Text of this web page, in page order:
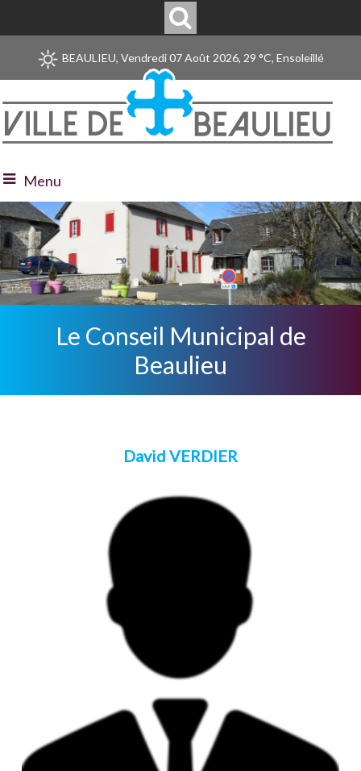
BEAULIEU, Vendredi 07 Août 2026, 29 °C, Ensoleillé
Menu
Le Conseil Municipal de
Beaulieu
David VERDIER